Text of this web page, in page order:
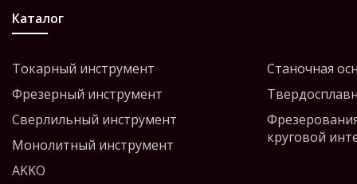
Каталог
Токарный инструмент
Фрезерный инструмент
Сверлильный инструмент
Монолитный инструмент
AKKO
Станочная
круговой